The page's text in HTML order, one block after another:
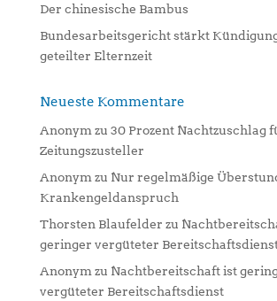
Der chinesische Bambus
Bundesarbeitsgericht stärkt
geteilter Elternzeit
Neueste Kommentare
Anonym zu 30 Prozent Nachtzuschlag
Zeitungszusteller
Anonym zu Nur regelmäßige
Krankengeldanspruch
Thorsten Blaufelder zu
geringer vergüteter
Anonym zu Nachtbereitschaft ist
vergüteter Bereitschaftsdienst